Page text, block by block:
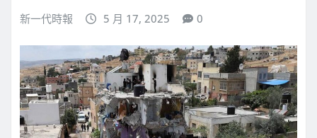
新一代時報 5 月 17, 2025 0